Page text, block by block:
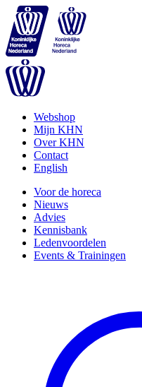
Webshop
Mijn KHN
Over KHN
Contact
English
Voor de horeca
Nieuws
Advies
Kennisbank
Ledenvoordelen
Events & Trainingen